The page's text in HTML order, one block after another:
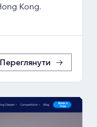
Kong.
Переглянути